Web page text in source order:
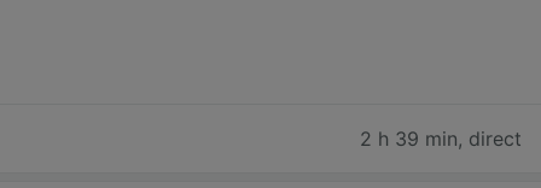
2 h 39 min, direct